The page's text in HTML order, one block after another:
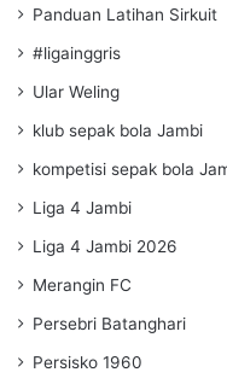
Panduan Latihan Sirkuit
#ligainggris
Ular Weling
klub sepak bola Jambi
kompetisi sepak bola
Liga 4 Jambi
Liga 4 Jambi 2026
Merangin FC
Persebri Batanghari
Persisko 1960